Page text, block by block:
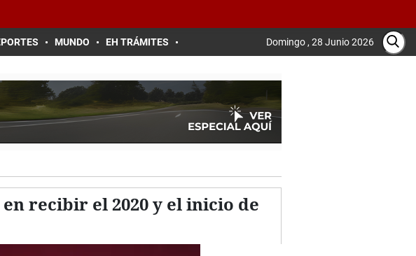
MUNDO EH TRÁMITES Domingo , 28 Junio 2026
recibir el 2020 y el inicio de